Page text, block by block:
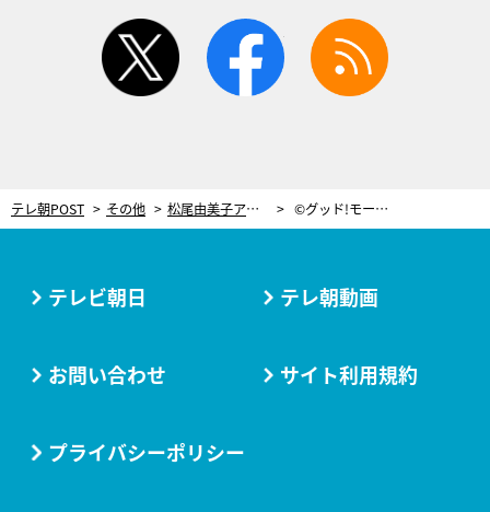
twitter facebook
テレ朝POST その他 松尾由美子アナ、“バンクシー作品らしきネズミの絵”は「見れば見るほど…」 ©グッド!モーニング
テレビ朝日 テレ朝動画
お問い合わせ サイト利用規約
プライバシーポリシー